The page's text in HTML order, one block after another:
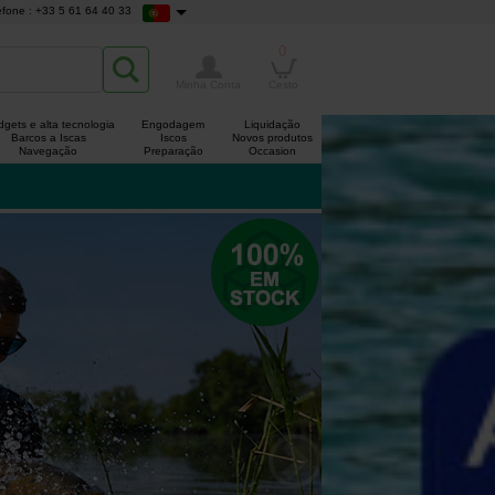
: +33 5 61 64 40 33
e alta tecnologia
Barcos a Iscas
Navegação
Engodagem
Iscos
Preparação
Liquidação
Novos produtos
Occasion